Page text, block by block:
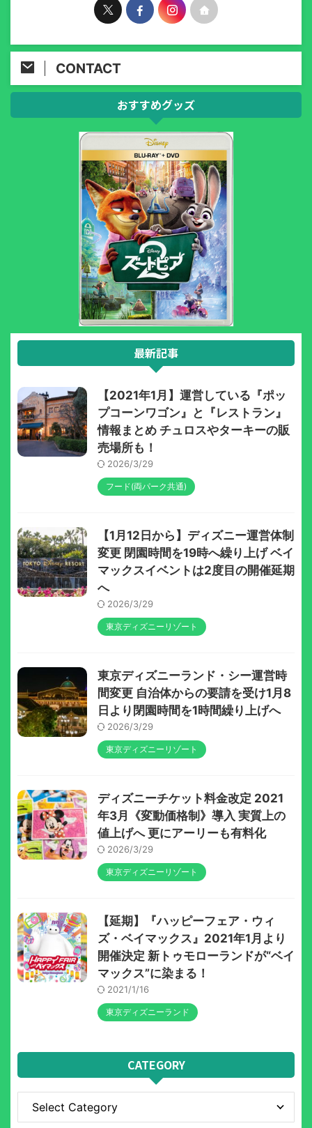
CONTACT
おすすめグッズ
最新記事
【2021年1月】運営している『ポッ
プコーンワゴン』と『レストラン』
情報まとめ チュロスやターキーの販
売場所も！
2026/3/29
フード(両パーク共通)
【1月12日から】ディズニー運営体制
変更 閉園時間を19時へ繰り上げ ベイ
マックスイベントは2度目の開催延期
へ
2026/3/29
東京ディズニーリゾート
東京ディズニーランド・シー運営時
間変更 自治体からの要請を受け1月8
日より閉園時間を1時間繰り上げへ
2026/3/29
東京ディズニーリゾート
ディズニーチケット料金改定 2021
年3月《変動価格制》導入 実質上の
値上げへ 更にアーリーも有料化
2026/3/29
東京ディズニーリゾート
【延期】『ハッピーフェア・ウィ
ズ・ベイマックス』2021年1月より
開催決定 新トゥモローランドが“ベイ
マックス”に染まる！
2021/1/16
東京ディズニーランド
CATEGORY